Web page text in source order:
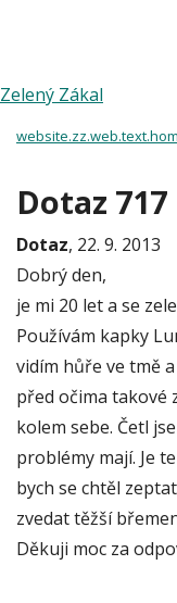
Zelený Zákal
Dotaz 717
Dotaz, 22. 9. 2013
Dobrý den,
je mi 20 let a se
Používám kapky
vidím hůře ve tmě
před očima takové
kolem sebe. Četl
problémy mají. Je
bych se chtěl
zvedat těžší
Děkuji moc za